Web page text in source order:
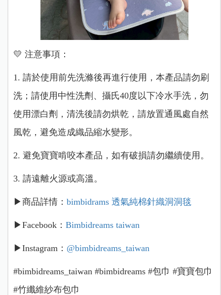
💛 注意事項：
1. 請於使用前先洗滌後再進行使用，本產品請勿刷
洗；請使用中性洗劑、攝氏40度以下冷水手洗，勿
使用漂白劑，清洗後請勿烘乾，請放置通風處自然
風乾，避免造成織品縮水變形。
2. 避免寶寶啃咬本產品，如有破損請勿繼續使用。
3. 請遠離火源或高溫。
▶商品詳情： bimbidrams 透氣純棉針織洞洞毯
▶Facebook： Bimbidreams taiwan
▶Instagram： @bimbidreams_taiwan
#bimbidreams_taiwan #bimbidreams #包巾 #寶寶包巾
#竹纖維紗布包巾